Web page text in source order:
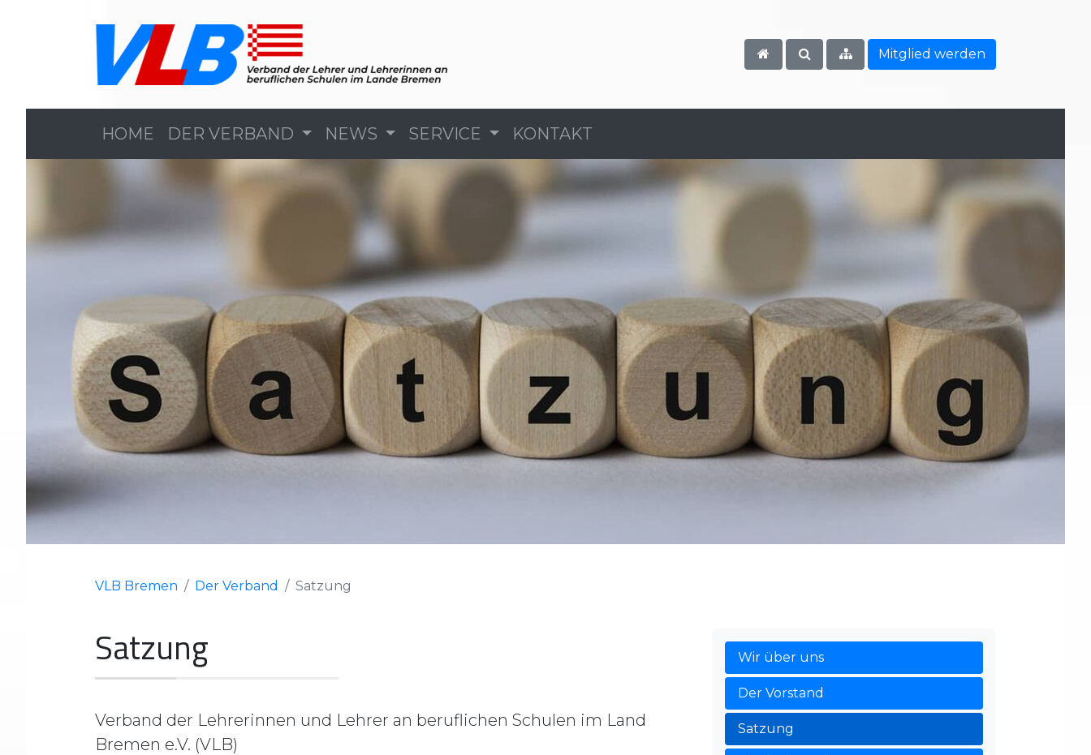
Mitglied werden
HOME DER VERBAND NEWS SERVICE KONTAKT
VLB Bremen Der Verband Satzung
Satzung
Verband der Lehrerinnen und Lehrer an beruflichen Schulen im Land
Bremen e.V. (VLB)
Wir über uns
Der Vorstand
Satzung